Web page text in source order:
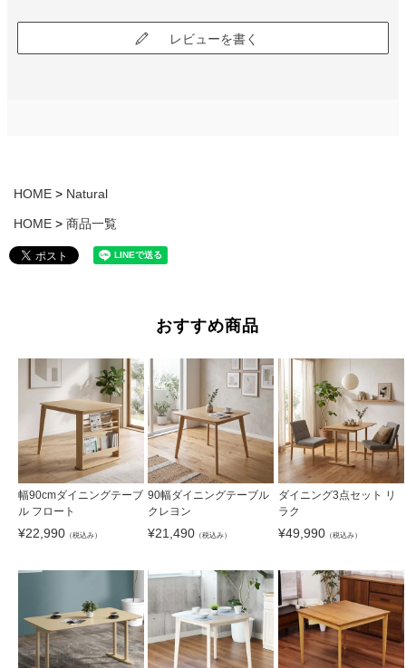
レビューを書く
HOME Natural
HOME 商品一覧
おすすめ商品
幅90cmダイニングテーブ
ル フロート
¥22,990 （税込み）
90幅ダイニングテーブル
クレヨン
¥21,490 （税込み）
ダイニング3点セット リ
ラク
¥49,990（税込み）